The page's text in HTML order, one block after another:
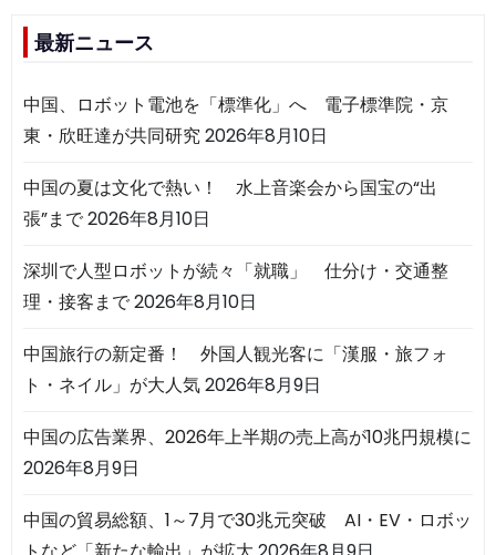
最新ニュース
中国、ロボット電池を「標準化」へ 電子標準院・京
東・欣旺達が共同研究2026年8月10日
中国の夏は文化で熱い！ 水上音楽会から国宝の“出
張”まで2026年8月10日
深圳で人型ロボットが続々「就職」 仕分け・交通整
理・接客まで2026年8月10日
中国旅行の新定番！ 外国人観光客に「漢服・旅フォ
ト・ネイル」が大人気2026年8月9日
中国の広告業界、2026年上半期の売上高が10兆円規模に
2026年8月9日
中国の貿易総額、1～7月で30兆元突破 AI・EV・ロボッ